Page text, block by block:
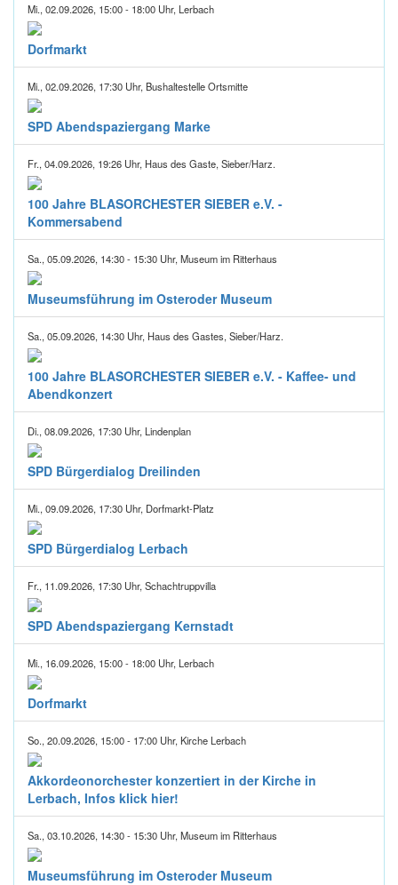
Mi., 02.09.2026, 15:00 - 18:00 Uhr, Lerbach
Dorfmarkt
Mi., 02.09.2026, 17:30 Uhr, Bushaltestelle Ortsmitte
SPD Abendspaziergang Marke
Fr., 04.09.2026, 19:26 Uhr, Haus des Gaste, Sieber/Harz.
100 Jahre BLASORCHESTER SIEBER e.V. -
Kommersabend
Sa., 05.09.2026, 14:30 - 15:30 Uhr, Museum im Ritterhaus
Museumsführung im Osteroder Museum
Sa., 05.09.2026, 14:30 Uhr, Haus des Gastes, Sieber/Harz.
100 Jahre BLASORCHESTER SIEBER e.V. - Kaffee- und
Abendkonzert
Di., 08.09.2026, 17:30 Uhr, Lindenplan
SPD Bürgerdialog Dreilinden
Mi., 09.09.2026, 17:30 Uhr, Dorfmarkt-Platz
SPD Bürgerdialog Lerbach
Fr., 11.09.2026, 17:30 Uhr, Schachtruppvilla
SPD Abendspaziergang Kernstadt
Mi., 16.09.2026, 15:00 - 18:00 Uhr, Lerbach
Dorfmarkt
So., 20.09.2026, 15:00 - 17:00 Uhr, Kirche Lerbach
Akkordeonorchester konzertiert in der Kirche in
Lerbach, Infos klick hier!
Sa., 03.10.2026, 14:30 - 15:30 Uhr, Museum im Ritterhaus
Museumsführung im Osteroder Museum